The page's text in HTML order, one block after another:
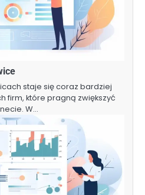
staje się coraz bardziej
firm, które pragną zwiększyć
W…